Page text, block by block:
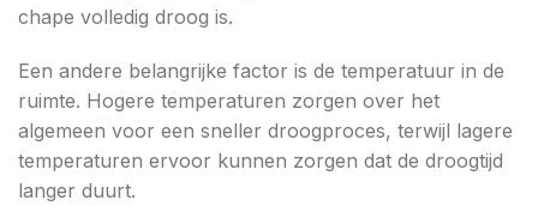
chape volledig droog is.
Een andere belangrijke factor is de temperatuur in de
ruimte. Hogere temperaturen zorgen over het
algemeen voor een sneller droogproces, terwijl lagere
temperaturen ervoor kunnen zorgen dat de droogtijd
langer duurt.